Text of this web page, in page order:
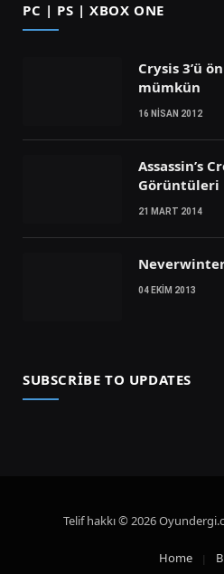
PC | PS | XBOX ONE
Crysis 3’ü
mümkün
16 NISAN 2012
Assassin’s
Görüntüleri
21 MART 2014
Neverwinter
04 EKIM 2013
SUBSCRIBE TO UPDATES
Telif hakkı © 2026
Home